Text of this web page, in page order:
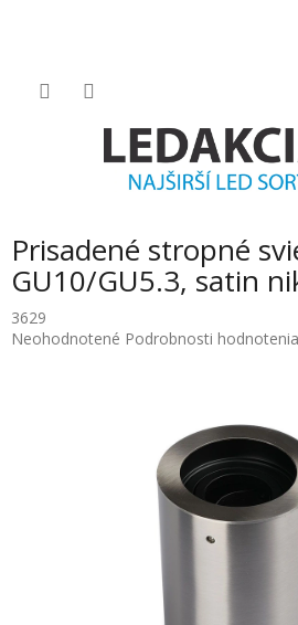
Prisadené stropné
GU10/GU5.3, satin
3629
Priemerné
Neohodnotené Podrobnosti hodnotenia